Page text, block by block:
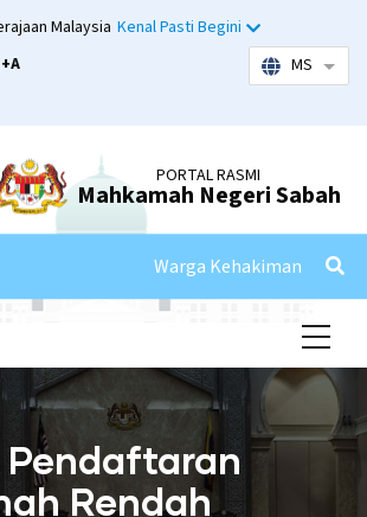
Malaysia Kenal Pasti Begini
MS
List
+A
PORTAL RASMI
Mahkamah Negeri Sabah
Warga Kehakiman
Rendah